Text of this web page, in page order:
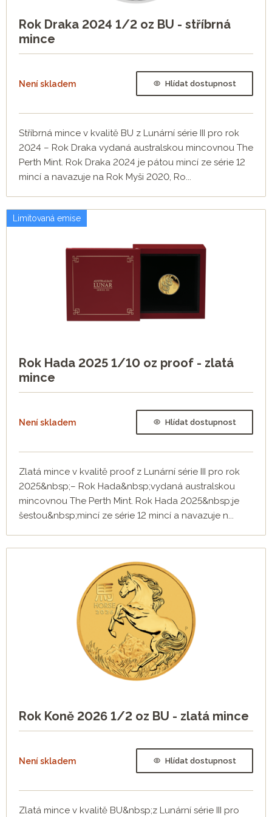
Rok Draka 2024 1/2 oz BU - stříbrná
mince
Není skladem Hlídat dostupnost
Stříbrná mince v kvalitě BU z Lunární série III pro rok
2024 – Rok Draka vydaná australskou mincovnou The
Perth Mint. Rok Draka 2024 je pátou mincí ze série 12
mincí a navazuje na Rok Myši 2020, Ro...
Limitovaná emise
Rok Hada 2025 1/10 oz proof - zlatá
mince
Není skladem Hlídat dostupnost
Zlatá mince v kvalitě proof z Lunární série III pro rok
2025&nbsp;– Rok Hada&nbsp;vydaná australskou
mincovnou The Perth Mint. Rok Hada 2025&nbsp;je
šestou&nbsp;mincí ze série 12 mincí a navazuje n...
Rok Koně 2026 1/2 oz BU - zlatá mince
Není skladem Hlídat dostupnost
Zlatá mince v kvalitě BU&nbsp;z Lunární série III pro